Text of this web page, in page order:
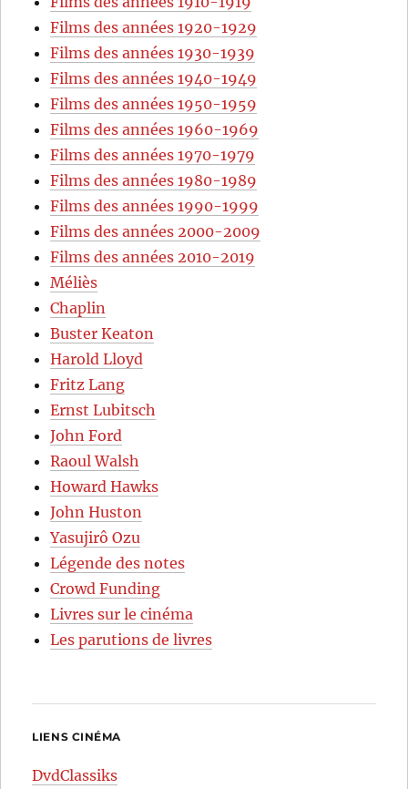
Films des années 1920-1929
Films des années 1930-1939
Films des années 1940-1949
Films des années 1950-1959
Films des années 1960-1969
Films des années 1970-1979
Films des années 1980-1989
Films des années 1990-1999
Films des années 2000-2009
Films des années 2010-2019
Méliès
Chaplin
Buster Keaton
Harold Lloyd
Fritz Lang
Ernst Lubitsch
John Ford
Raoul Walsh
Howard Hawks
John Huston
Yasujirô Ozu
Légende des notes
Crowd Funding
Livres sur le cinéma
Les parutions de livres
LIENS CINÉMA
DvdClassiks